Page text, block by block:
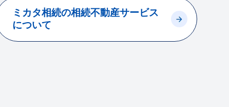
ミカタ相続の相続不動産サービス
について